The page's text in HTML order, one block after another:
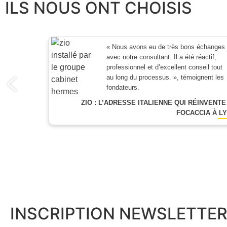
ILS NOUS ONT CHOISIS
« Nous avons eu de très bons échanges
avec notre consultant. Il a été réactif,
professionnel et d’excellent conseil tout
au long du processus. », témoignent les
fondateurs.
ZIO : L’ADRESSE ITALIENNE QUI
FOCACCIA À
INSCRIPTION NEWSLETTER